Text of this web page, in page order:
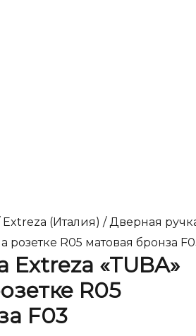
Extreza (Италия) / Дверная
розетке R05 матовая бронза
Extreza «TUBA»
R05
F03